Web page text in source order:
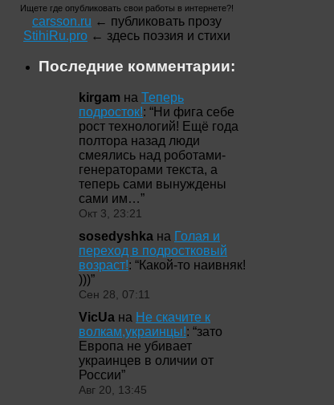
Ищете где опубликовать свои работы в интернете?!
carsson.ru ← публиковать прозу
StihiRu.pro ← здесь поэзия и стихи
Последние комментарии:
kirgam на Теперь
подросток!: “Ни фига себе
рост технологий! Ещё года
полтора назад люди
смеялись над роботами-
генераторами текста, а
теперь сами вынуждены
сами им…”
Окт 3, 23:21
sosedyshka на Голая и
переход в подростковый
возраст!: “Какой-то наивняк!
)))”
Сен 28, 07:11
VicUa на Не скачите к
волкам,украинцы!: “зато
Европа не убивает
украинцев в оличии от
России”
Авг 20, 13:45